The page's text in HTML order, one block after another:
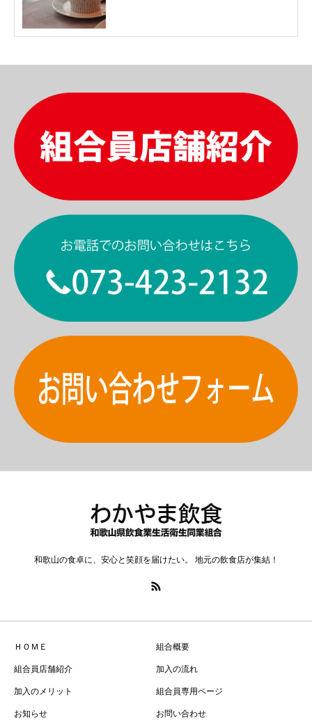
和歌山の食卓に、安心と笑顔を届けたい。 地元の飲食店が集結！
ＨＯＭＥ 組合概要
組合員店舗紹介 加入の流れ
加入のメリット 組合員専用ページ
お知らせ お問い合わせ